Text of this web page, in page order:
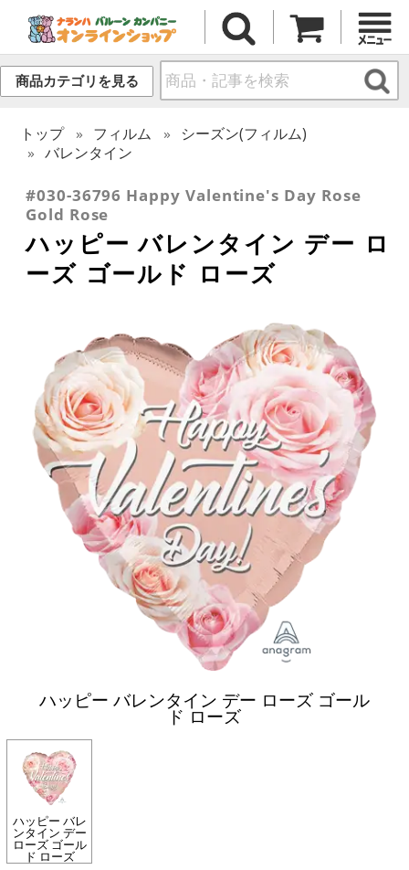
商品カテゴリを見る
トップ フィルム
シーズン(フィルム)
バレンタイン
#030-36796 Happy Valentine's Day Rose
Gold Rose
ハッピー バレンタイン デー ロ
ーズ ゴールド ローズ
ハッピー バレンタイン デー ローズ ゴール
ド ローズ
ハッピー バレ
ンタイン デー
ローズ ゴール
ド ローズ